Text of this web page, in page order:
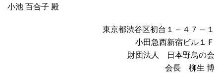
小池 百合子 殿
東京都渋谷区初台１ – ４７ – １
小田急西新宿ビル１Ｆ
財団法人 日本野鳥の会
会長 柳生 博